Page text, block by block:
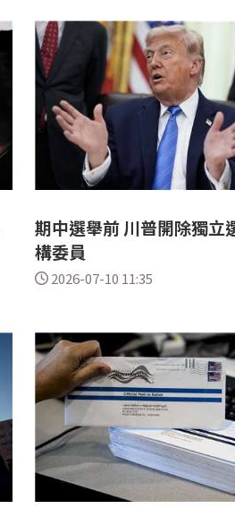
期中選舉前 川普開除獨立
構委員
2026-07-10 11:35